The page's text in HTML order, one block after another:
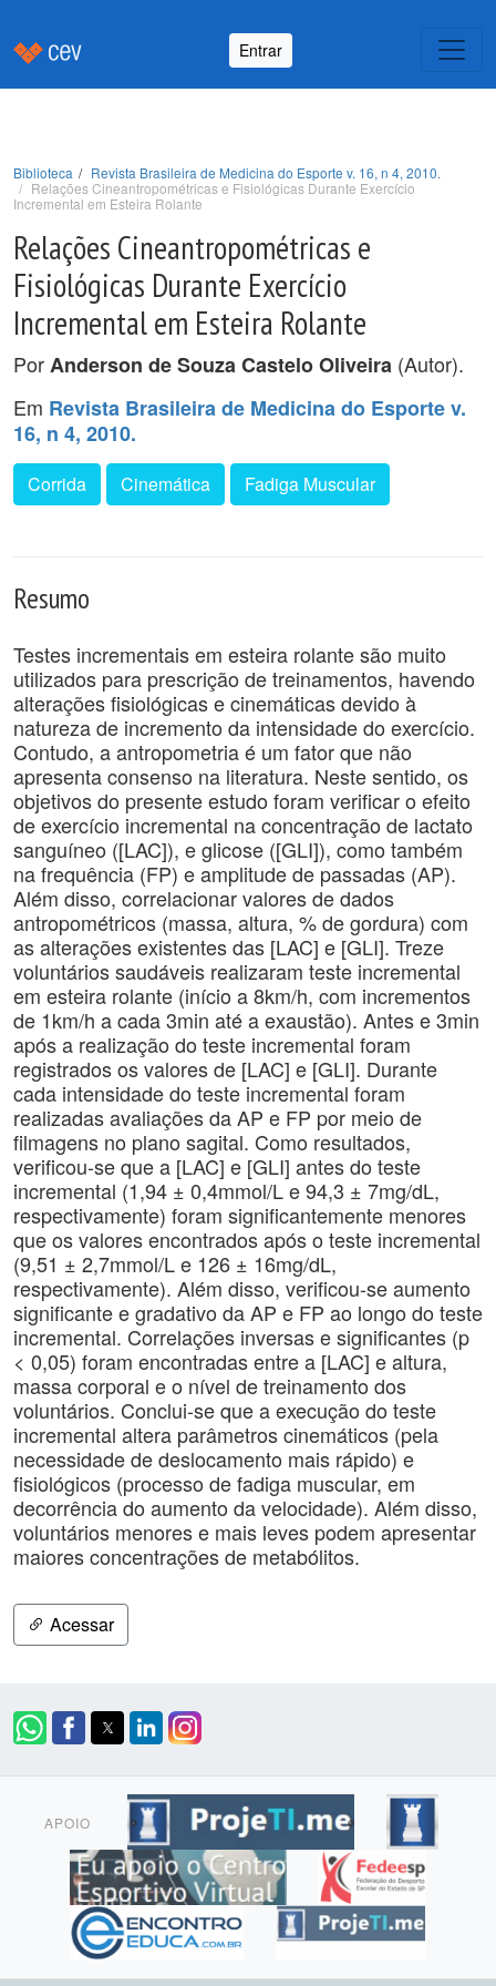
Entrar
Biblioteca
Revista Brasileira de Medicina do Esporte v. 16, n 4, 2010.
Relações Cineantropométricas e Fisiológicas Durante Exercício
Incremental em Esteira Rolante
Relações Cineantropométricas e
Fisiológicas Durante Exercício
Incremental em Esteira Rolante
PorAnderson de Souza Castelo Oliveira (Autor).
Em Revista Brasileira de Medicina do Esporte v.
16, n 4, 2010.
Corrida Cinemática Fadiga Muscular
Resumo
Testes incrementais em esteira rolante são muito
utilizados para prescrição de treinamentos, havendo
alterações fisiológicas e cinemáticas devido à
natureza de incremento da intensidade do exercício.
Contudo, a antropometria é um fator que não
apresenta consenso na literatura. Neste sentido, os
objetivos do presente estudo foram verificar o efeito
de exercício incremental na concentração de lactato
sanguíneo ([LAC]), e glicose ([GLI]), como também
na frequência (FP) e amplitude de passadas (AP).
Além disso, correlacionar valores de dados
antropométricos (massa, altura, % de gordura) com
as alterações existentes das [LAC] e [GLI]. Treze
voluntários saudáveis realizaram teste incremental
em esteira rolante (início a 8km/h, com incrementos
de 1km/h a cada 3min até a exaustão). Antes e 3min
após a realização do teste incremental foram
registrados os valores de [LAC] e [GLI]. Durante
cada intensidade do teste incremental foram
realizadas avaliações da AP e FP por meio de
filmagens no plano sagital. Como resultados,
verificou-se que a [LAC] e [GLI] antes do teste
incremental (1,94 ± 0,4mmol/L e 94,3 ± 7mg/dL,
respectivamente) foram significantemente menores
que os valores encontrados após o teste incremental
(9,51 ± 2,7mmol/L e 126 ± 16mg/dL,
respectivamente). Além disso, verificou-se aumento
significante e gradativo da AP e FP ao longo do teste
incremental. Correlações inversas e significantes (p
< 0,05) foram encontradas entre a [LAC] e altura,
massa corporal e o nível de treinamento dos
voluntários. Conclui-se que a execução do teste
incremental altera parâmetros cinemáticos (pela
necessidade de deslocamento mais rápido) e
fisiológicos (processo de fadiga muscular, em
decorrência do aumento da velocidade). Além disso,
voluntários menores e mais leves podem apresentar
maiores concentrações de metabólitos.
Acessar
APOIO